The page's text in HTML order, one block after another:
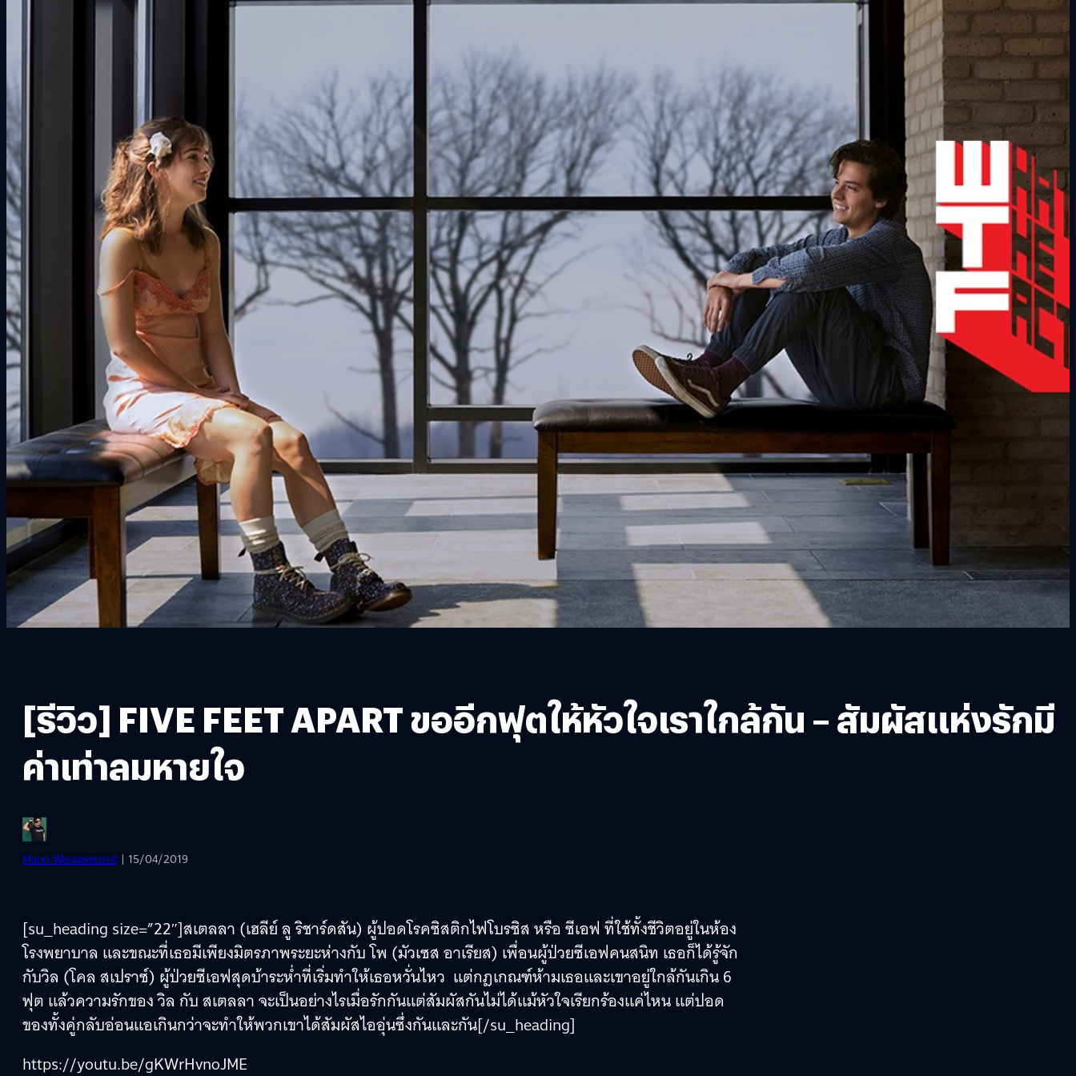
[รีวิว] FIVE FEET APART ขออีกฟุตให้หัวใจเราใกล้กัน – สัมผัสแห่งรักมี
ค่าเท่าลมหายใจ
Mano Wanawerusit | 15/04/2019
[su_heading size=”22″]สเตลลา (เฮลีย์ ลู ริชาร์ดสัน) ผู้ปอดโรคซิสติกไฟโบรซิส หรือ ซีเอฟ ที่ใช้ทั้งชีวิตอยู่ในห้อง
โรงพยาบาล และขณะที่เธอมีเพียงมิตรภาพระยะห่างกับ โพ (มัวเซส อาเรียส) เพื่อนผู้ป่วยซีเอฟคนสนิท เธอก็ได้รู้จัก
กับวิล (โคล สเปราซ์) ผู้ป่วยซีเอฟสุดบ้าระห่ำที่เริ่มทำให้เธอหวั่นไหว แต่กฎเกณฑ์ห้ามเธอและเขาอยู่ใกล้กันเกิน 6
ฟุต แล้วความรักของ วิล กับ สเตลลา จะเป็นอย่างไรเมื่อรักกันแต่สัมผัสกันไม่ได้แม้หัวใจเรียกร้องแค่ไหน แต่ปอด
ของทั้งคู่กลับอ่อนแอเกินกว่าจะทำให้พวกเขาได้สัมผัสไออุ่นซึ่งกันและกัน[/su_heading]
https://youtu.be/gKWrHvnoJME